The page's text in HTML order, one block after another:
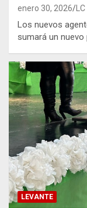
enero 30, 2026 LC
Los nuevos
sumará un
LEVANTE